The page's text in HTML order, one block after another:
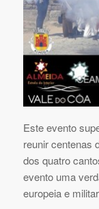
Este evento
reunir centenas
dos quatro
evento uma
europeia e militar